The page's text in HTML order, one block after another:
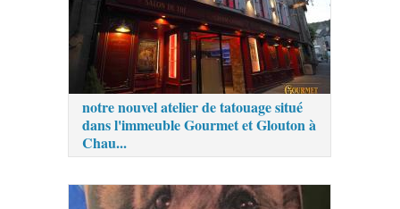
notre nouvel atelier de tatouage situé
dans l'immeuble Gourmet et Glouton à
Chau...